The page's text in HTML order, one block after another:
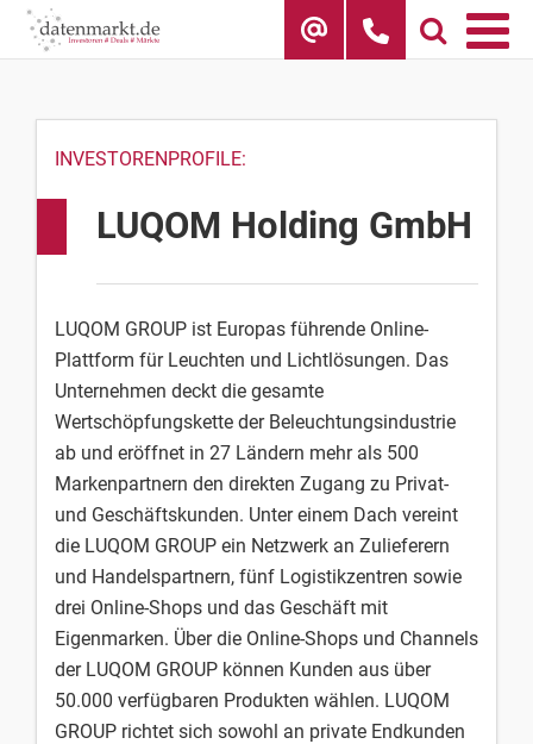
Skip
INVESTORENPROFILE:
LUQOM Holding GmbH
LUQOM GROUP ist Europas führende Online-
Plattform für Leuchten und Lichtlösungen. Das
Unternehmen deckt die gesamte
Wertschöpfungskette der Beleuchtungsindustrie
ab und eröffnet in 27 Ländern mehr als 500
Markenpartnern den direkten Zugang zu Privat-
und Geschäftskunden. Unter einem Dach vereint
die LUQOM GROUP ein Netzwerk an Zulieferern
und Handelspartnern, fünf Logistikzentren sowie
drei Online-Shops und das Geschäft mit
Eigenmarken. Über die Online-Shops und Channels
der LUQOM GROUP können Kunden aus über
50.000 verfügbaren Produkten wählen. LUQOM
GROUP richtet sich sowohl an private Endkunden